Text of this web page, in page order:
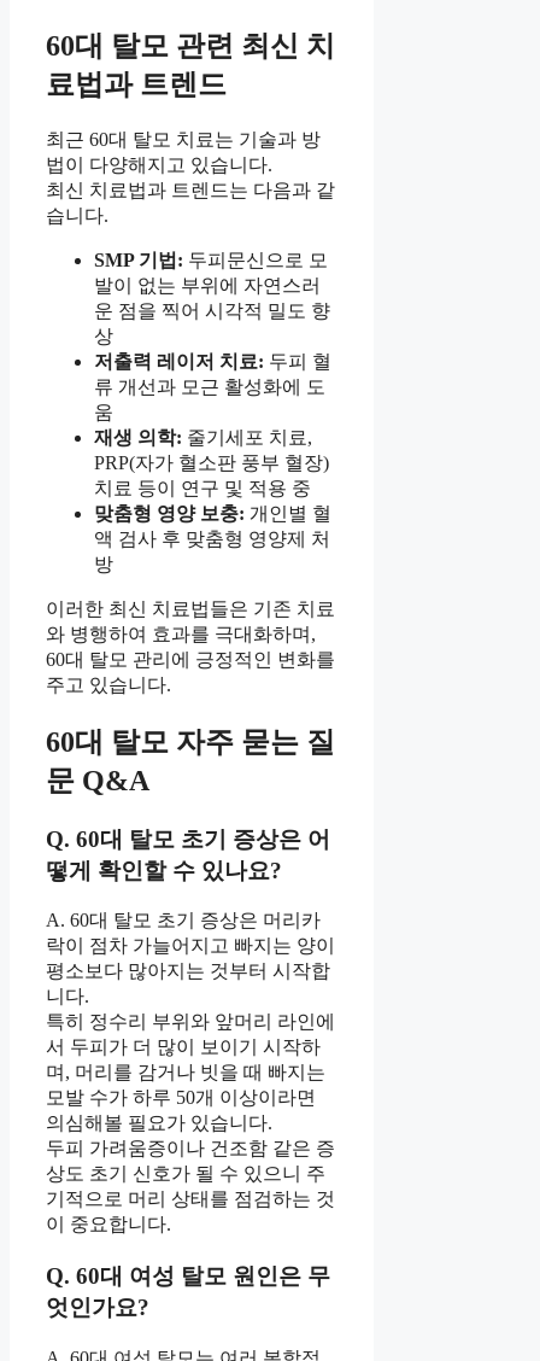
60대 탈모 관련 최신 치
료법과 트렌드
최근 60대 탈모 치료는 기술과 방
법이 다양해지고 있습니다.
최신 치료법과 트렌드는 다음과 같
습니다.
SMP 기법: 두피문신으로 모
발이 없는 부위에 자연스러
운 점을 찍어 시각적 밀도 향
상
저출력 레이저 치료: 두피 혈
류 개선과 모근 활성화에 도
움
재생 의학: 줄기세포 치료,
PRP(자가 혈소판 풍부 혈장)
치료 등이 연구 및 적용 중
맞춤형 영양 보충: 개인별 혈
액 검사 후 맞춤형 영양제 처
방
이러한 최신 치료법들은 기존 치료
와 병행하여 효과를 극대화하며,
60대 탈모 관리에 긍정적인 변화를
주고 있습니다.
60대 탈모 자주 묻는 질
문 Q&A
Q. 60대 탈모 초기 증상은 어
떻게 확인할 수 있나요?
A. 60대 탈모 초기 증상은 머리카
락이 점차 가늘어지고 빠지는 양이
평소보다 많아지는 것부터 시작합
니다.
특히 정수리 부위와 앞머리 라인에
서 두피가 더 많이 보이기 시작하
며, 머리를 감거나 빗을 때 빠지는
모발 수가 하루 50개 이상이라면
의심해볼 필요가 있습니다.
두피 가려움증이나 건조함 같은 증
상도 초기 신호가 될 수 있으니 주
기적으로 머리 상태를 점검하는 것
이 중요합니다.
Q. 60대 여성 탈모 원인은 무
엇인가요?